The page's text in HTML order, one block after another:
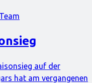
auf der
hat am vergangenen